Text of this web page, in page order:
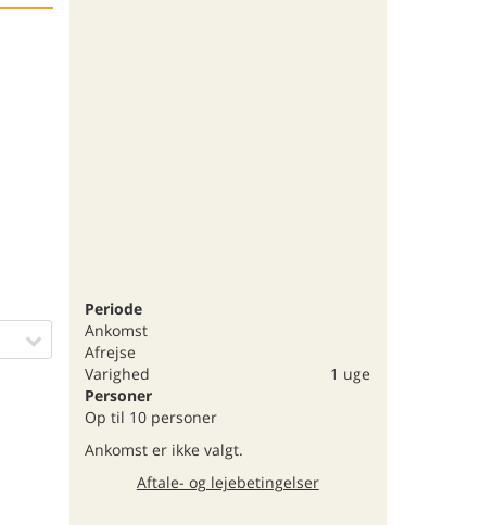
Periode
Ankomst
Afrejse
Varighed
1 uge
Personer
Op til 10 personer
Ankomst er ikke valgt.
Aftale- og lejebetingelser